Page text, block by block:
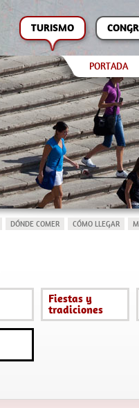
TURISMO
PORTADA
DÓNDE COMER CÓMO LLEGAR
Fiestas y
tradiciones